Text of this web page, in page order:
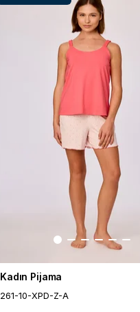
Kadın Pijama
261-10-XPD-Z-A